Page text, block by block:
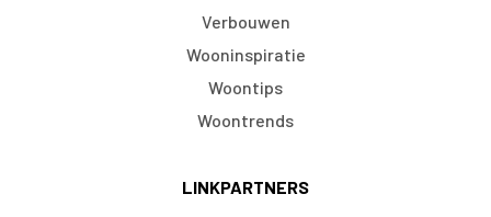
Verbouwen
Wooninspiratie
Woontips
Woontrends
LINKPARTNERS